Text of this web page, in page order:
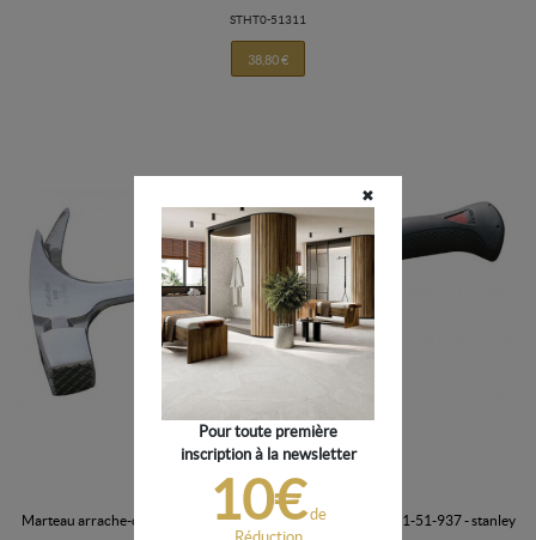
STHT0-51311
38,80 €
marteau arrache-clous de charpentier antivibe 600g fatmax - 1-51-937 - stanley
✖
Pour toute première
inscription à la newsletter
10€de